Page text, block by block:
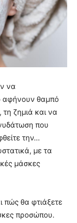
να
αφήνουν θαμπό
ζημιά και να
που
την…
με τα
μάσκες
πώς θα φτιάξετε
προσώπου.